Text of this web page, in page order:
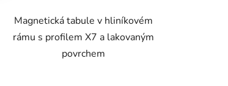
Magnetická tabule v hliníkovém
rámu s profilem X7 a lakovaným
povrchem